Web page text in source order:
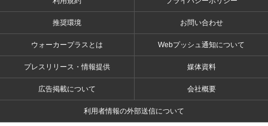
推奨環境 お問い合わせ
ウォーカープラスとは Webプッシュ通知について
プレスリリース・情報提供 媒体資料
広告掲載について 会社概要
利用者情報の外部送信について